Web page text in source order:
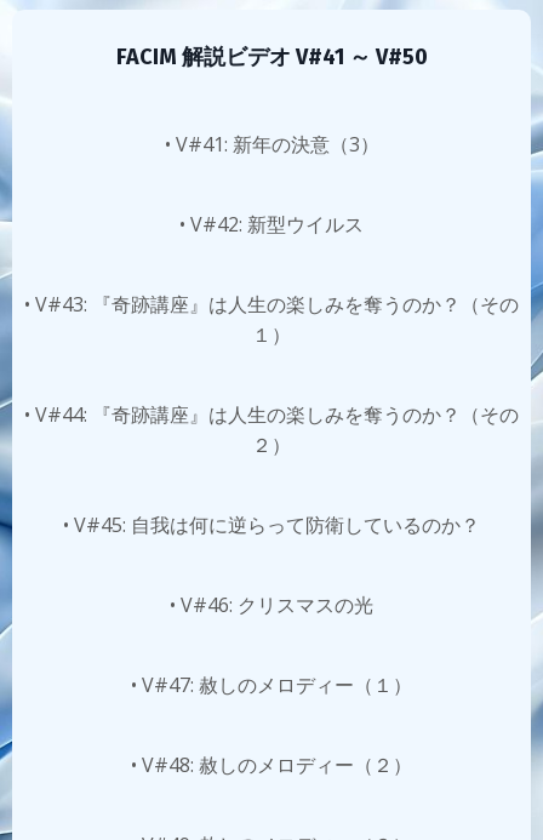
FACIM 解説ビデオ V#41 ～ V#50
• V#41: 新年の決意（3）
• V#42: 新型ウイルス
• V#43: 『奇跡講座』は人生の楽しみを奪うのか？（その
１）
• V#44: 『奇跡講座』は人生の楽しみを奪うのか？（その
２）
• V#45: 自我は何に逆らって防衛しているのか？
• V#46: クリスマスの光
• V#47: 赦しのメロディー（１）
• V#48: 赦しのメロディー（２）